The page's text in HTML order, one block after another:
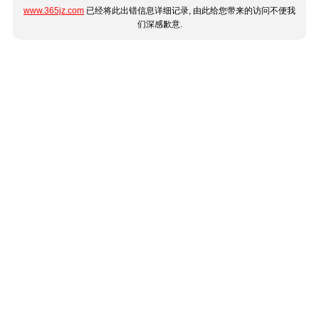
www.365jz.com 已经将此出错信息详细记录, 由此给您带来的访问不便我
们深感歉意.